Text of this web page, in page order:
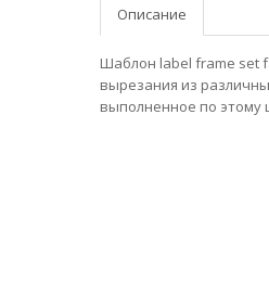
Описание
Шаблон label frame set
вырезания из
выполненное по этому